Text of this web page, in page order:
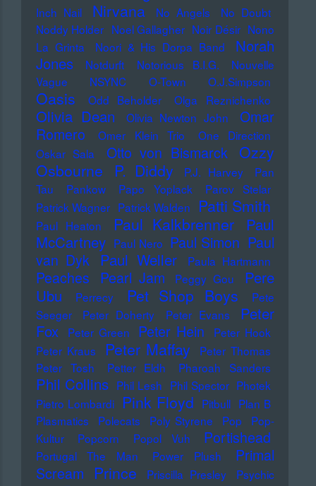
Inch Nail
Nirvana No Angels
No Doubt
Noddy Holder Noel Gallagher Noir Désir Nono
La Grinta
Noori & His Dorpa Band
Norah
Jones
Notdurft Notorious B.I.G.
Nouvelle
Vague
NSYNC O-Town O.J.Simpson
Oasis Odd Beholder Olga Reznichenko
Olivia Dean Olivia Newton John
Omar
Romero
Omer Klein Trio
One Direction
Oskar Sala
Otto von Bismarck Ozzy
Osbourne
P. Diddy P.J. Harvey
Pan
Tau
Pankow Papo Yoplack
Parov Stelar
Patrick Wagner Patrick Walden Patti Smith
Paul Heaton Paul Kalkbrenner
Paul
McCartney Paul Nero Paul Simon Paul
van Dyk Paul Weller Paula Hartmann
Peaches Pearl Jam Peggy Gou
Pere
Ubu
Perrecy Pet Shop Boys
Pete
Seeger
Peter Doherty Peter Evans
Peter
Fox
Peter Green Peter Hein
Peter Hook
Peter Kraus
Peter Maffay
Peter Thomas
Peter Tosh
Petter Eldh Pharoah Sanders
Phil Collins Phil Lesh Phil Spector Photek
Pietro Lombardi
Pink Floyd Pitbull Plan B
Plasmatics
Polecats Poly Styrene Pop
Pop-
Kultur
Popcorn Popol Vuh Portishead
Portugal The Man Power Plush
Primal
Scream
Prince Priscilla Presley
Psychic